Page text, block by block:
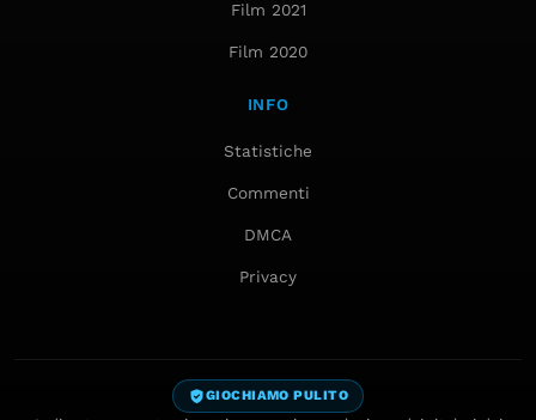
Film 2021
Film 2020
INFO
Statistiche
Commenti
DMCA
Privacy
GIOCHIAMO PULITO